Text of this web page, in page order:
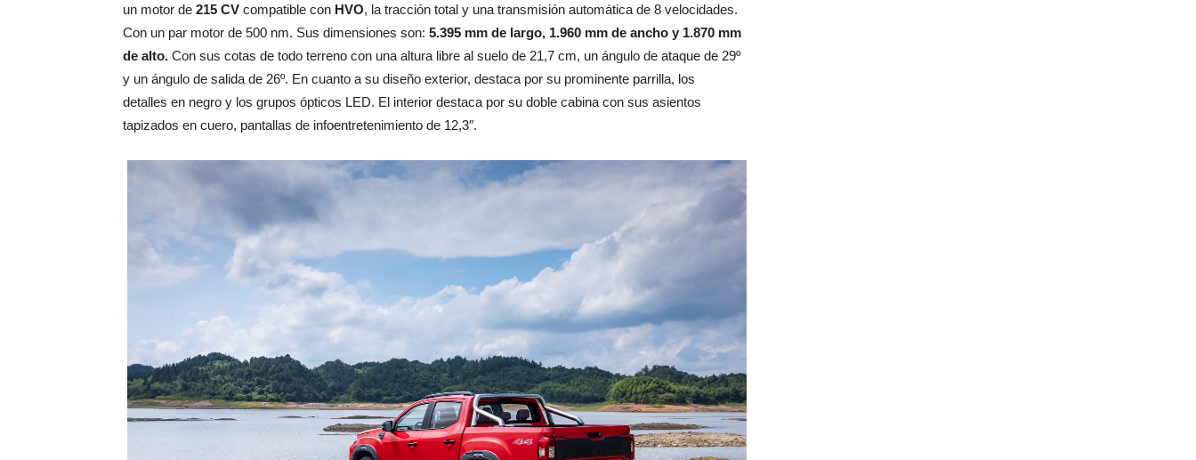
un motor de 215 CV compatible con HVO, la tracción total y una transmisión automática de 8 velocidades.
Con un par motor de 500 nm. Sus dimensiones son: 5.395 mm de largo, 1.960 mm de ancho y 1.870 mm
de alto. Con sus cotas de todo terreno con una altura libre al suelo de 21,7 cm, un ángulo de ataque de 29º
y un ángulo de salida de 26º. En cuanto a su diseño exterior, destaca por su prominente parrilla, los
detalles en negro y los grupos ópticos LED. El interior destaca por su doble cabina con sus asientos
tapizados en cuero, pantallas de infoentretenimiento de 12,3″.